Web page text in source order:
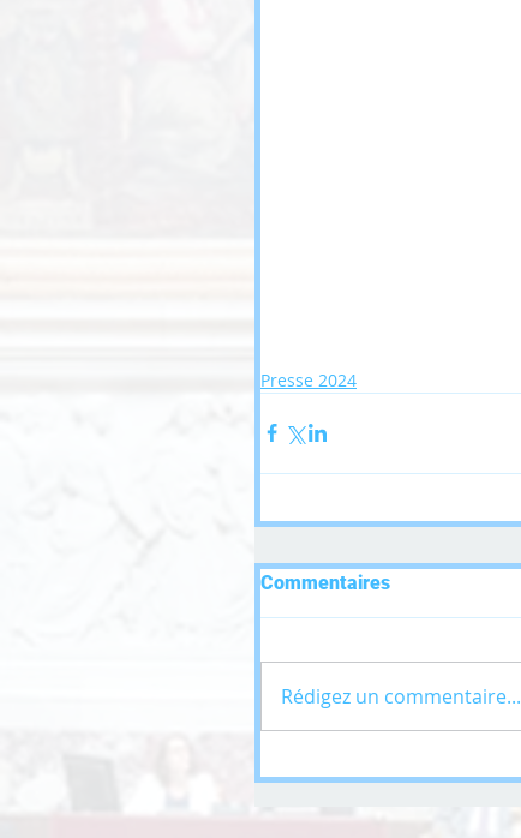
Presse 2024
Commentaires
Rédigez un commentaire...